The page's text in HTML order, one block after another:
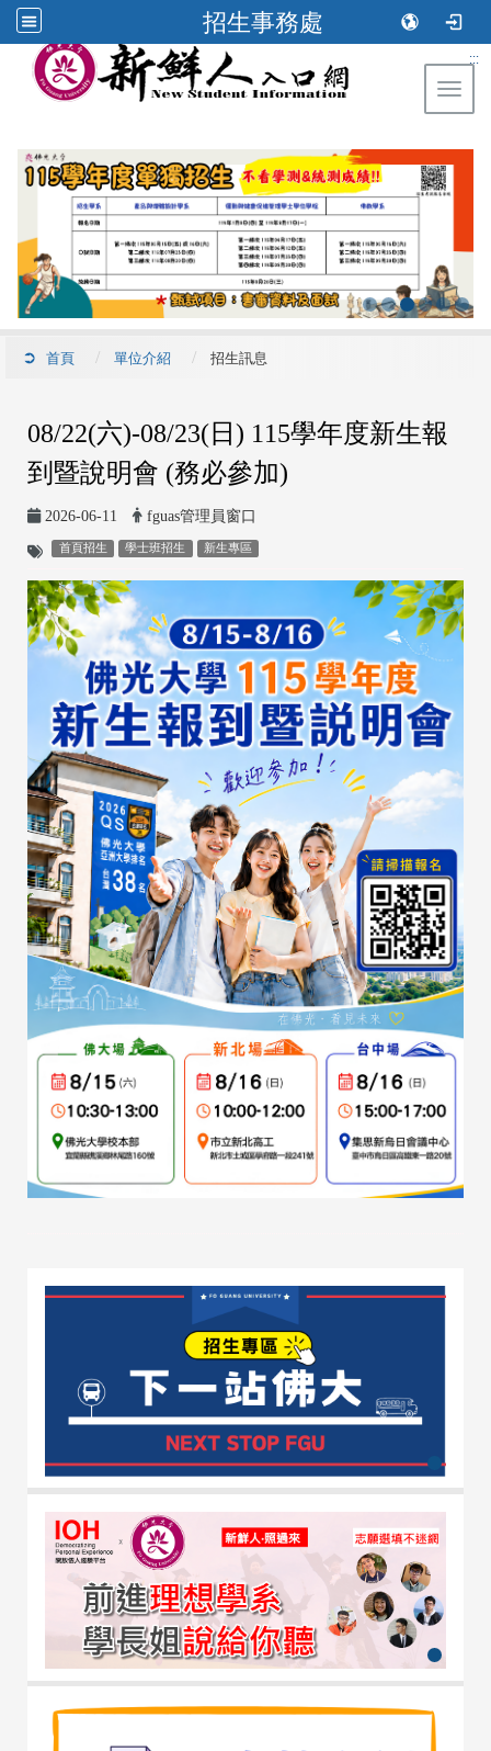
招生事務處
:::
首頁 單位介紹 招生訊息
08/22(六)-08/23(日) 115學年度新生報
到暨說明會 (務必參加)
2026-06-11 fguas管理員窗口
首頁招生 學士班招生 新生專區